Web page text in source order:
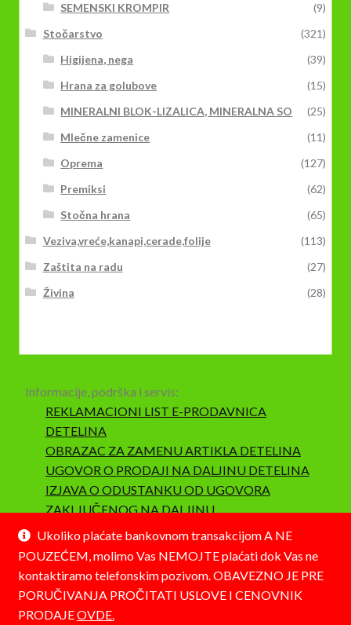
Ukoliko plaćate bankovnom transakcijom A NE
POUZEĆEM, molimo Vas NEMOJTE plaćati dok Vas ne
kontaktiramo telefonskim pozivom. OBAVEZNO JE PRE
PORUČIVANJA PROČITATI USLOVE I CENOVNIK
PRODAJEOVDE.
SEMENSKI KROMPIR
(9)
Stočarstvo
(321)
Higijena, nega
(39)
Hrana za golubove
(15)
MINERALNI BLOK-LIZALICA, MINERALNA SO
(25)
Mlečne zamenice
(11)
Oprema
(127)
Premiksi
(62)
Stočna hrana
(65)
Veziva,vreće,kanapi,cerade,folije
(113)
Zaštita na radu
(27)
Živina
(28)
Informacije, podrška i servis:
REKLAMACIONI LIST E-PRODAVNICA
DETELINA
OBRAZAC ZA ZAMENU ARTIKLA DETELINA
UGOVOR O PRODAJI NA DALJINU DETELINA
IZJAVA O ODUSTANKU OD UGOVORA
ZAKLJUČENOG NA DALJINU
SAOBRAZNOST I REKLAMACIJA